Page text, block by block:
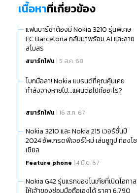
เนื้อหาที่เกี่ยวข้อง
แฟนบาร์ซ่าต้องมี Nokia 3210 รุ่นพิเศษ
FC Barcelona กลับมาพร้อม AI และลาย
สโมสร
สมาร์ทโฟน | 5 ส.ค. 68
โบกมือลา! Nokia แบรนด์ที่คุณคุ้นเคย
กำลังจางหายไป...แผนต่อไปคืออะไร?
สมาร์ทโฟน | 16 ส.ค. 67
Nokia 3210 และ Nokia 215 เวอร์ชั่นปี
2024 อัพเกรดฟีเจอร์ใหม่ เล่นยูทูป ท่องโซ
เชียล
Feature phone | 4 มิ.ย. 67
Nokia G42 รุ่นแรกของโนเกียที่เปิดโอกาส
ให้เจ้าของซ่อมมือถือเองได้ ราคา 6,790